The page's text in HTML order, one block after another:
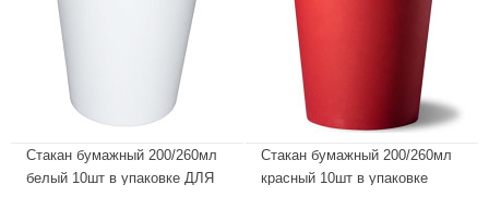
Стакан бумажный 200/260мл
белый 10шт в упаковке ДЛЯ
Стакан бумажный 200/260мл
красный 10шт в упаковке